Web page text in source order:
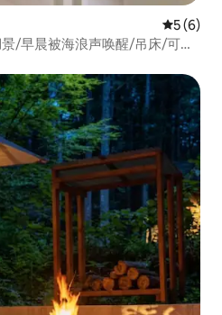
平均评分
5 (6)
/早晨被海浪声唤醒/吊床/可俯